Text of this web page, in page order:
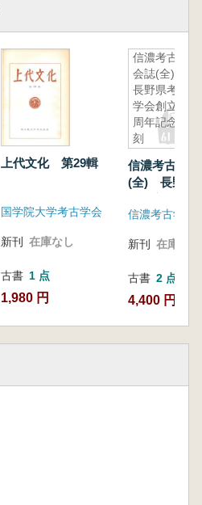
上代文化 第29輯
国学院大学考古学会
新刊 在庫なし
古書 1 点
1,980 円
信濃考古学
会誌(全)
長野県考古
学会創立10
周年記念復
刻
信濃考古学
(全) 長野県
刻
信濃考古学会
新刊 在庫なし
古書 2 点
4,400 円~